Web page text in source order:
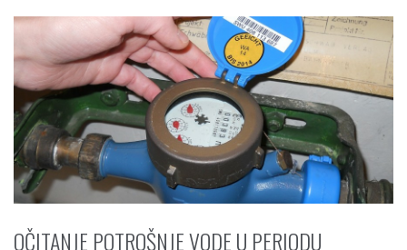
OČITANJE POTROŠNJE VODE U PERIODU